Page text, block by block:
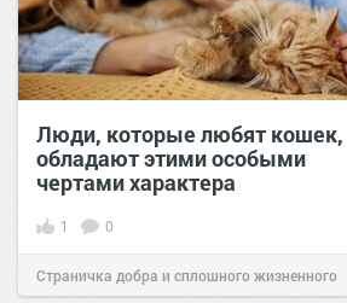
Люди, которые любят кошек,
обладают этими особыми
чертами характера
1 0
Страничка добра и сплошного жизненного